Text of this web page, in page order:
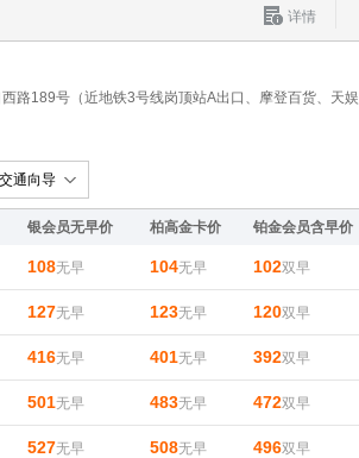
详情
路189号（近地铁3号线岗顶站A出口、摩登百货、天娱
交通向导
银会员无早价 柏高金卡价 铂金会员含早价
108无早 104无早 102双早
127无早 123无早 120双早
416无早 401无早 392双早
501无早 483无早 472双早
527无早 508无早 496双早